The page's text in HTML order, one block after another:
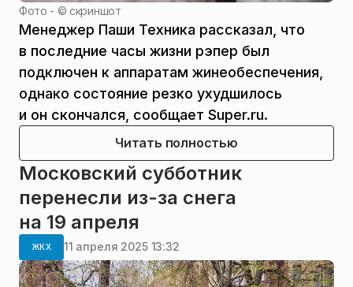
Фото - © скриншот
Менеджер Паши Техника рассказал, что
в последние часы жизни рэпер был
подключен к аппаратам жинеобеспечения,
однако состояние резко ухудшилось
и он скончался, сообщает Super.ru.
Читать полностью
Московский субботник
перенесли из-за снега
на 19 апреля
ЖКХ 11 апреля 2025 13:32